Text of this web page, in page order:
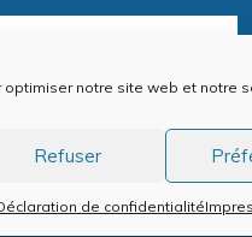
notre site web et notre
Refuser
de confidentialité